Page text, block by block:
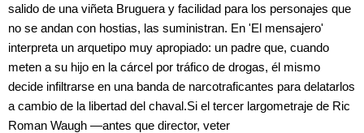
salido de una viñeta Bruguera y facilidad para los personajes que
no se andan con hostias, las suministran. En 'El mensajero'
interpreta un arquetipo muy apropiado: un padre que, cuando
meten a su hijo en la cárcel por tráfico de drogas, él mismo
decide infiltrarse en una banda de narcotraficantes para delatarlos
a cambio de la libertad del chaval.Si el tercer largometraje de Ric
Roman Waugh —antes que director, veter